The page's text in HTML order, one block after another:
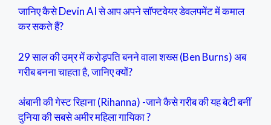
जानिए कैसे Devin AI से आप अपने सॉफ्टवेयर डेवलपमेंट में कमाल
कर सकते हैं?
29 साल की उम्र में करोड़पति बनने वाला शख्स (Ben Burns) अब
गरीब बनना चाहता है, जानिए क्यों?
अंबानी की गेस्ट रिहाना (Rihanna) -जाने कैसे गरीब की यह बेटी बनीं
दुनिया की सबसे अमीर महिला गायिका ?